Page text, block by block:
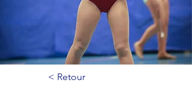
< Retour